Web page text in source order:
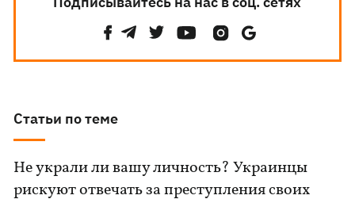
Статьи по теме
Не украли ли вашу личность? Украинцы
рискуют отвечать за преступления своих